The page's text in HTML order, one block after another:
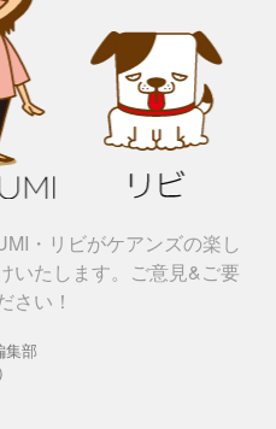
・リビがケアンズの楽し
いたします。ご意見&ご要
さい！
集部